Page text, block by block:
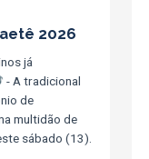
2026
já
A tradicional
de
multidão de
sábado (13).